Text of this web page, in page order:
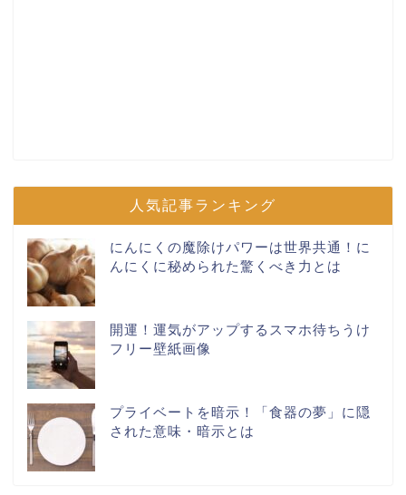
人気記事ランキング
にんにくの魔除けパワーは世界共通！に
んにくに秘められた驚くべき力とは
開運！運気がアップするスマホ待ちうけ
フリー壁紙画像
プライベートを暗示！「食器の夢」に隠
された意味・暗示とは